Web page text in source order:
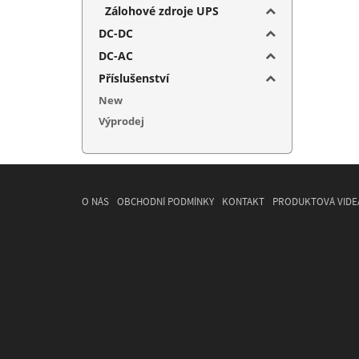
Zálohové zdroje UPS
DC-DC
DC-AC
Příslušenství
New
Výprodej
O NÁS OBCHODNÍ PODMÍNKY KONTAKT PRODUKTOVÁ